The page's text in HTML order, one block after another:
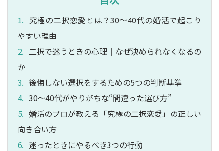
究極の二択恋愛とは？30〜40代の婚活で起こり
やすい理由
二択で迷うときの心理｜なぜ決められなくなるの
か
後悔しない選択をするための5つの判断基準
30〜40代がやりがちな“間違った選び方”
婚活のプロが教える「究極の二択恋愛」の正しい
向き合い方
迷ったときにやるべき3つの行動